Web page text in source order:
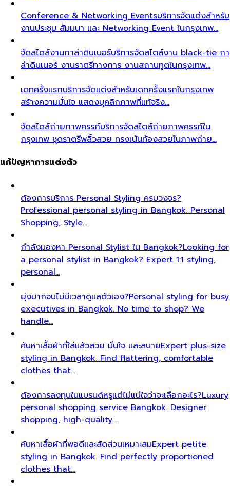
Conference & Networking Eventsบริการจัดแต่งสำหรับ
งานประชุม สัมมนา และ Networking Event ในกรุงเทพ…
จัดสไตล์งานกาล่าดินเนอร์บริการจัดสไตล์งาน black-tie กา
ล่าดินเนอร์ งานราตรีทางการ งานสถานทูตในกรุงเทพ…
เดทครั้งแรกบริการจัดแต่งสำหรับเดทครั้งแรกในกรุงเทพ
สร้างความมั่นใจ แสดงบุคลิกภาพที่แท้จริง…
จัดสไตล์ถ่ายภาพครรภ์บริการจัดสไตล์ถ่ายภาพครรภ์ใน
กรุงเทพ ชุดราตรีพลิ้วสวย ทรงเน้นท้องสวยในภาพถ่าย…
แก้ปัญหาการแต่งตัว
ต้องการบริการ Personal Styling ครบวงจร?
Professional personal styling in Bangkok. Personal
Shopping, Style…
กำลังมองหา Personal Stylist ใน Bangkok?Looking for
a personal stylist in Bangkok? Expert 1:1 styling,
personal…
ยุ่งมากจนไม่มีเวลาดูแลตัวเอง?Personal styling for busy
executives in Bangkok. No time to shop? We
handle…
ค้นหาเสื้อผ้าที่ใส่แล้วสวย มั่นใจ และสบายExpert plus-size
styling in Bangkok. Find flattering, comfortable
clothes that…
ต้องการลงทุนในแบรนด์หรูแต่ไม่แน่ใจว่าจะเลือกอะไร?Luxury
personal shopping service Bangkok. Designer
shopping, high-quality…
ค้นหาเสื้อผ้าที่พอดีและสัดส่วนเหมาะสมExpert petite
styling in Bangkok. Find perfectly proportioned
clothes that…